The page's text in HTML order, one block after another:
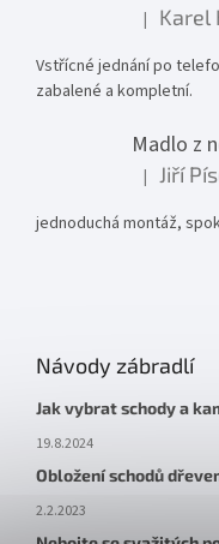
| Karel
Vstřícné jednání po
zabalené a kompletní.
| Jiří
jednoduchá montáž,
Návody zábradlí
Jak vybrat schody a
19.8.2024
Obložení schodů
2.2.2023